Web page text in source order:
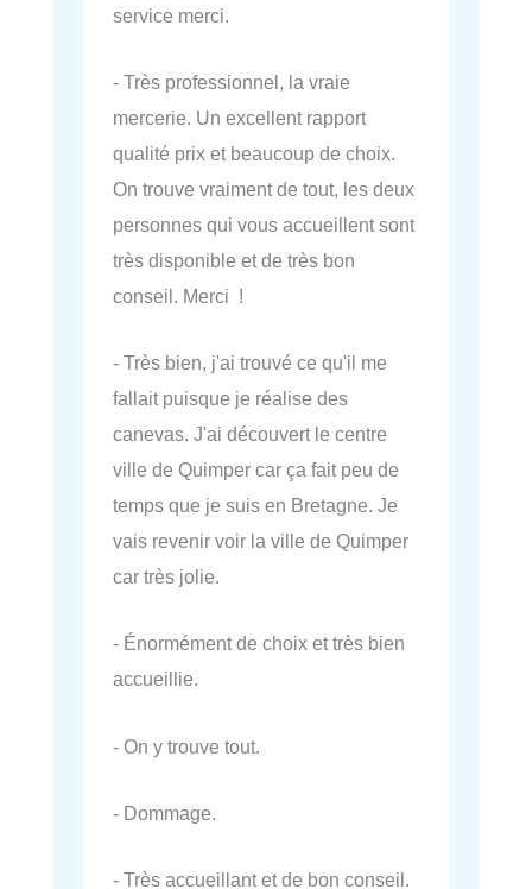
service merci.
- Très professionnel, la vraie
mercerie. Un excellent rapport
qualité prix et beaucoup de choix.
On trouve vraiment de tout, les deux
personnes qui vous accueillent sont
très disponible et de très bon
conseil. Merci !
- Très bien, j'ai trouvé ce qu'il me
fallait puisque je réalise des
canevas. J'ai découvert le centre
ville de Quimper car ça fait peu de
temps que je suis en Bretagne. Je
vais revenir voir la ville de Quimper
car très jolie.
- Énormément de choix et très bien
accueillie.
- On y trouve tout.
- Dommage.
- Très accueillant et de bon conseil.